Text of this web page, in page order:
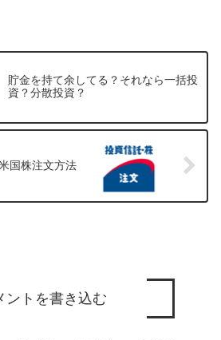
貯金を持て余してる？それなら一括投
資？分散投資？
国株注文方法
ントを書き込む